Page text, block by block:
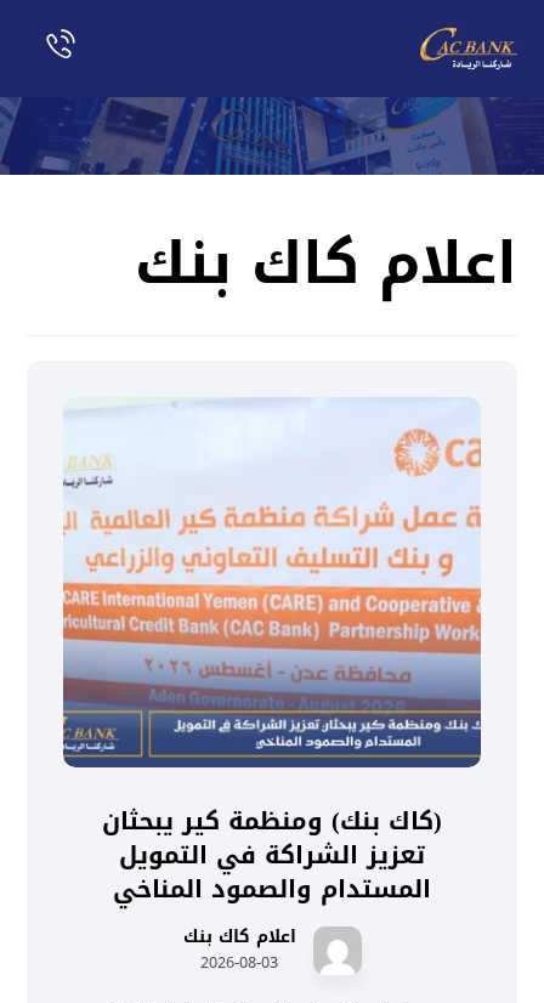
اعلام كاك بنك
(كاك بنك) ومنظمة كير يبحثان
تعزيز الشراكة في التمويل
المستدام والصمود المناخي
اعلام كاك بنك
2026-08-03